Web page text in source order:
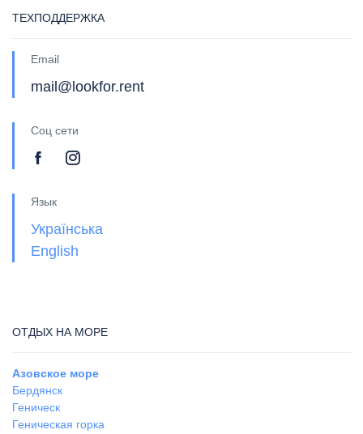
ТЕХПОДДЕРЖКА
Email
mail@lookfor.rent
Соц сети
Язык
Українська
English
ОТДЫХ НА МОРЕ
Азовское море
Бердянск
Геническ
Геническая горка